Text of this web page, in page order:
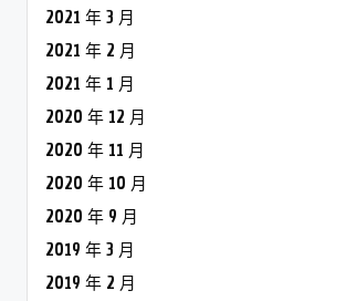
2021 年 3 月
2021 年 2 月
2021 年 1 月
2020 年 12 月
2020 年 11 月
2020 年 10 月
2020 年 9 月
2019 年 3 月
2019 年 2 月